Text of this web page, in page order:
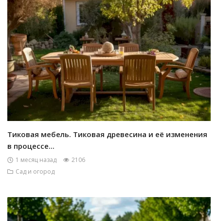
Тиковая мебель. Тиковая древесина и её изменения
в процессе...
1 месяц назад
2106
Сад и огород